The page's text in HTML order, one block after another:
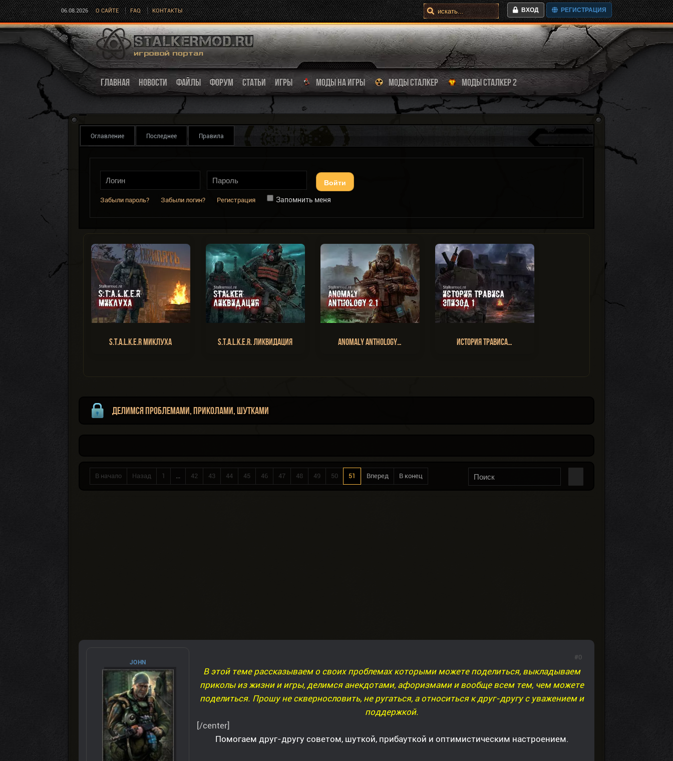
06.08.2026 О САЙТЕ FAQ КОНТАКТЫ ВХОД РЕГИСТРАЦИЯ
ГЛАВНАЯ НОВОСТИ ФАЙЛЫ ФОРУМ СТАТЬИ ИГРЫ МОДЫ НА ИГРЫ МОДЫ СТАЛКЕР МОДЫ СТАЛКЕР 2
Оглавление Последнее Правила
Войти
Забыли пароль? Забыли логин? Регистрация Запомнить меня
S.T.A.L.K.E.R Миклуха S.T.A.L.K.E.R. Ликвидация Anomaly Anthology… История Трависа…
Делимся проблемами, приколами, шутками
В начало Назад 1 ... 42 43 44 45 46 47 48 49 50 51 Вперед В конец
JOHN
В этой теме рассказываем о своих проблемах которыми можете поделиться, выкладываем
приколы из жизни и игры, делимся анекдотами, афоризмами и вообще всем тем, чем можете
поделиться. Прошу не сквернословить, не ругаться, а относиться к друг-другу с уважением и
поддержкой.
[/center]
Помогаем друг-другу советом, шуткой, прибауткой и оптимистическим настроением.
#0